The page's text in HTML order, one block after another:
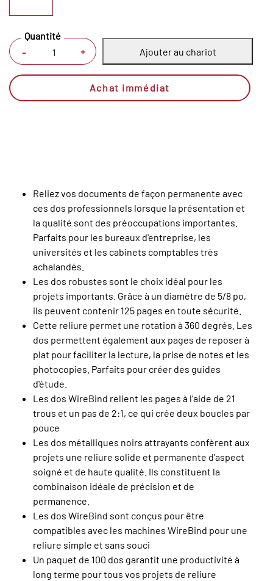
- +
Quantité
Ajouter au chariot
Achat immédiat
Reliez vos documents de façon permanente avec
ces dos professionnels lorsque la présentation et
la qualité sont des préoccupations importantes.
Parfaits pour les bureaux d'entreprise, les
universités et les cabinets comptables très
achalandés.
Les dos robustes sont le choix idéal pour les
projets importants. Grâce à un diamètre de 5/8 po,
ils peuvent contenir 125 pages en toute sécurité.
Cette reliure permet une rotation à 360 degrés. Les
dos permettent également aux pages de reposer à
plat pour faciliter la lecture, la prise de notes et les
photocopies. Parfaits pour créer des guides
d'étude.
Les dos WireBind relient les pages à l’aide de 21
trous et un pas de 2:1, ce qui crée deux boucles par
pouce
Les dos métalliques noirs attrayants confèrent aux
projets une reliure solide et permanente d’aspect
soigné et de haute qualité. Ils constituent la
combinaison idéale de précision et de
permanence.
Les dos WireBind sont conçus pour être
compatibles avec les machines WireBind pour une
reliure simple et sans souci
Un paquet de 100 dos garantit une productivité à
long terme pour tous vos projets de reliure